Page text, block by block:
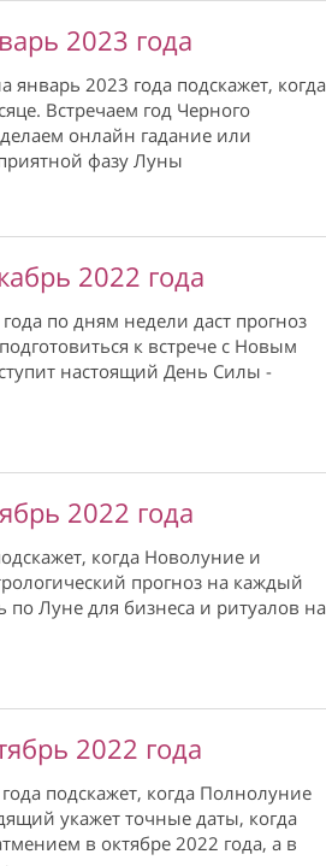
2023 года
2023 года подскажет, когда
Встречаем год Черного
онлайн гадание или
фазу Луны
2022 года
по дням недели даст прогноз
к встрече с Новым
настоящий День Силы -
2022 года
когда Новолуние и
прогноз на каждый
Луне для бизнеса и ритуалов на
2022 года
подскажет, когда Полнолуние
укажет точные даты, когда
в октябре 2022 года, а в